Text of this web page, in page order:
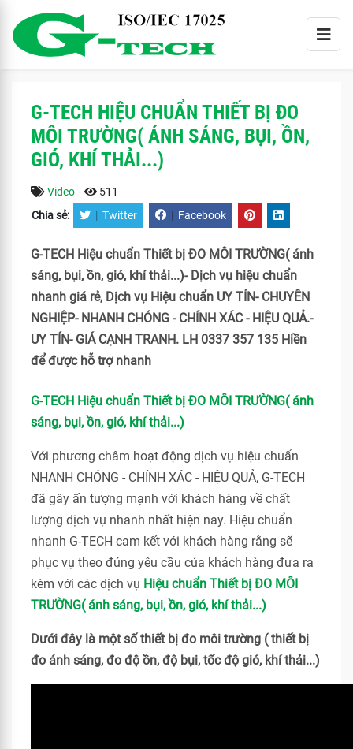
G-TECH HIỆU CHUẨN THIẾT BỊ ĐO
MÔI TRƯỜNG( ÁNH SÁNG, BỤI, ỒN,
GIÓ, KHÍ THẢI...)
Video - 511
Chia sẻ: | Twitter | Facebook
G-TECH Hiệu chuẩn Thiết bị ĐO MÔI TRƯỜNG( ánh
sáng, bụi, ồn, gió, khí thải...)- Dịch vụ hiệu chuẩn
nhanh giá rẻ, Dịch vụ Hiệu chuẩn UY TÍN- CHUYÊN
NGHIỆP- NHANH CHÓNG - CHÍNH XÁC - HIỆU QUẢ.-
UY TÍN- GIÁ CẠNH TRANH. LH 0337 357 135 Hiền
để được hỗ trợ nhanh
G-TECH Hiệu chuẩn Thiết bị ĐO MÔI TRƯỜNG( ánh
sáng, bụi, ồn, gió, khí thải...)
Với phương châm hoạt động dịch vụ hiệu chuẩn
NHANH CHÓNG - CHÍNH XÁC - HIỆU QUẢ, G-TECH
đã gây ấn tượng mạnh với khách hàng về chất
lượng dịch vụ nhanh nhất hiện nay. Hiệu chuẩn
nhanh G-TECH cam kết với khách hàng rằng sẽ
phục vụ theo đúng yêu cầu của khách hàng đưa ra
kèm với các dịch vụ Hiệu chuẩn Thiết bị ĐO MÔI
TRƯỜNG( ánh sáng, bụi, ồn, gió, khí thải...)
Dưới đây là một số thiết bị đo môi trường ( thiết bị
đo ánh sáng, đo độ ồn, độ bụi, tốc độ gió, khí thải...)